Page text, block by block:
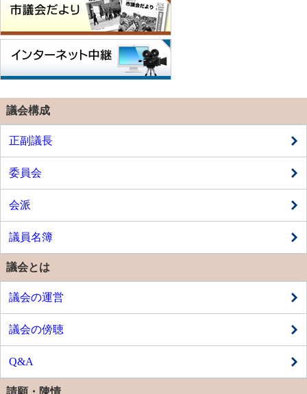
議会構成
正副議長
委員会
会派
議員名簿
議会とは
議会の運営
議会の傍聴
Q&A
請願・陳情